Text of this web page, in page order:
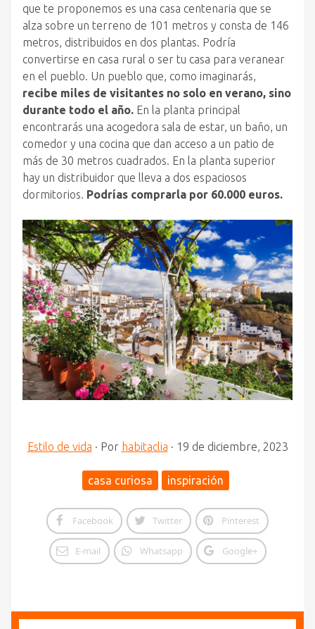
que te proponemos es una casa centenaria que se
alza sobre un terreno de 101 metros y consta de 146
metros, distribuidos en dos plantas. Podría
convertirse en casa rural o ser tu casa para veranear
en el pueblo. Un pueblo que, como imaginarás,
recibe miles de visitantes no solo en verano, sino
durante todo el año. En la planta principal
encontrarás una acogedora sala de estar, un baño, un
comedor y una cocina que dan acceso a un patio de
más de 30 metros cuadrados. En la planta superior
hay un distribuidor que lleva a dos espaciosos
dormitorios. Podrías comprarla por 60.000 euros.
Estilo de vida · Por habitaclia · 19 de diciembre, 2023
casa curiosa inspiración
Facebook Twitter Pinterest
E-mail Whatsapp Google+